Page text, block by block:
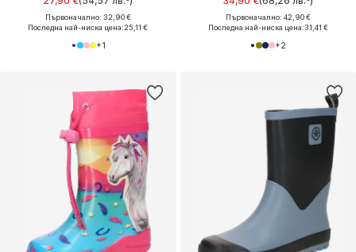
Първоначално: 32,90 €
Последна най-ниска цена:25,11 €
+1
Първоначално: 42,90 €
Последна най-ниска цена:31,41 €
+2